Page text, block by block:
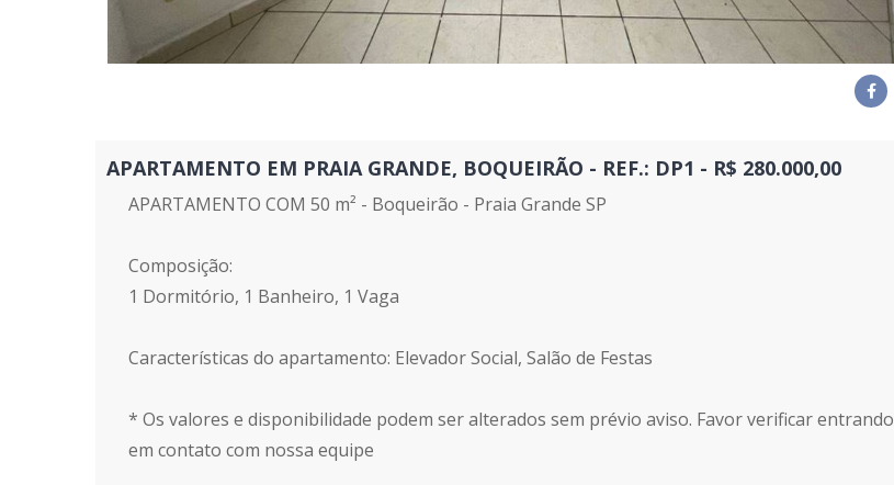
APARTAMENTO EM PRAIA GRANDE, BOQUEIRÃO - REF.: DP1 - R$ 280.000,00
APARTAMENTO COM 50 m² - Boqueirão - Praia Grande SP
Composição:
1 Dormitório, 1 Banheiro, 1 Vaga
Características do apartamento: Elevador Social, Salão de Festas
* Os valores e disponibilidade podem ser alterados sem prévio aviso. Favor verificar entrando
em contato com nossa equipe